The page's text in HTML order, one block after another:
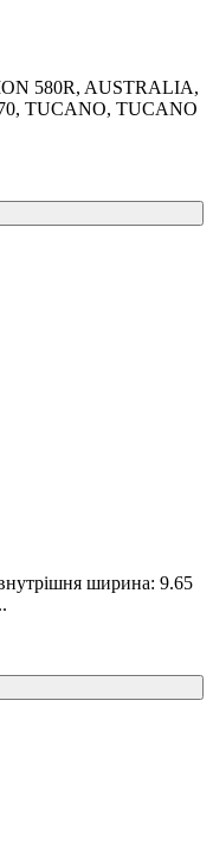
580R, AUSTRALIA,
TUCANO, TUCANO
ширина: 9.65